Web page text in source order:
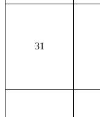
31